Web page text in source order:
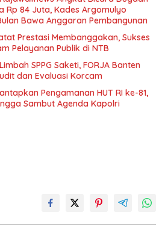
Rp 84 Juta, Kades Argomulyo
Bawa Anggaran Pembangunan
Prestasi Membanggakan, Sukses
Pelayanan Publik di NTB
SPPG Saketi, FORJA Banten
dan Evaluasi Korcam
Pengamanan HUT RI ke-81,
Sambut Agenda Kapolri